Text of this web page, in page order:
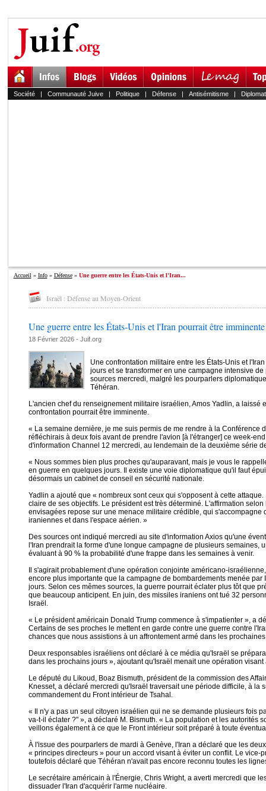
Société| Communauté Juive| Politique| Défense| Antisémitisme|
Accueil » Info» Défense» Une guerre entre les États-Unis et l'Iran...
Israël : Défense au Moyen-Orient
Une guerre entre les États-Unis et l'Iran pourrait être imminente
18 Février 2026 - Juif.org
Une confrontation militaire entre les États-Unis et
jours et se transformer en une campagne intensive
sources mercredi, malgré les pourparlers
Téhéran.
L'ancien chef du renseignement militaire israélien, Amos Yadlin, a laissé
confrontation pourrait être imminente.
« La semaine dernière, je me suis permis de me rendre à la Conférence
réfléchirais à deux fois avant de prendre l'avion [à l'étranger] ce week-
d'information Channel 12 mercredi, au lendemain de la deuxième série
« Nous sommes bien plus proches qu'auparavant, mais je vous le
en guerre en quelques jours. Il existe une voie diplomatique qu'il faut
désormais un cabinet de conseil en sécurité nationale.
Yadlin a ajouté que « nombreux sont ceux qui s'opposent à cette
claire de ses objectifs. Le président est très déterminé. L'affirmation
envisagées repose sur une menace militaire crédible, qui s'accompagne
iraniennes et dans l'espace aérien. »
Des sources ont indiqué mercredi au site d'information Axios qu'une
l'Iran prendrait la forme d'une longue campagne de plusieurs semaines,
évaluant à 90 % la probabilité d'une frappe dans les semaines à venir.
Il s'agirait probablement d'une opération conjointe américano-
encore plus importante que la campagne de bombardements menée par
jours. Selon ces mêmes sources, la guerre pourrait éclater plus tôt que
que beaucoup anticipent. En juin, des missiles iraniens ont tué 32
Israël.
« Le président américain Donald Trump commence à s'impatienter », a
Certains de ses proches le mettent en garde contre une guerre contre
chances que nous assistions à un affrontement armé dans les
Deux responsables israéliens ont déclaré à ce média qu'Israël se
dans les prochains jours », ajoutant qu'Israël menait une opération
Le député du Likoud, Boaz Bismuth, président de la commission des
Knesset, a déclaré mercredi qu'Israël traversait une période difficile, à la
commandement du Front intérieur de Tsahal.
« Il n'y a pas un seul citoyen israélien qui ne se demande plusieurs fois
va-t-il éclater ?" », a déclaré M. Bismuth. « La population et les autorités
veillons également à ce que le Front intérieur soit préparé à toute
À l'issue des pourparlers de mardi à Genève, l'Iran a déclaré que les
« principes directeurs » pour un accord visant à éviter un conflit. Le vice-
toutefois déclaré que Téhéran n'avait pas encore reconnu toutes les
Le secrétaire américain à l'Énergie, Chris Wright, a averti mercredi que
dissuader l'Iran d'acquérir l'arme nucléaire.